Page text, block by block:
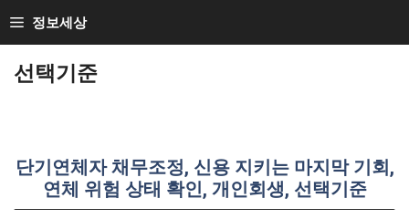
Skip
to
content
정보세상
선택기준
단기연체자 채무조정, 신용 지키는 마지막 기회,
연체 위험 상태 확인, 개인회생, 선택기준